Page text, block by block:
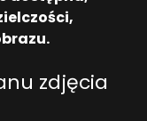
zdjęcia